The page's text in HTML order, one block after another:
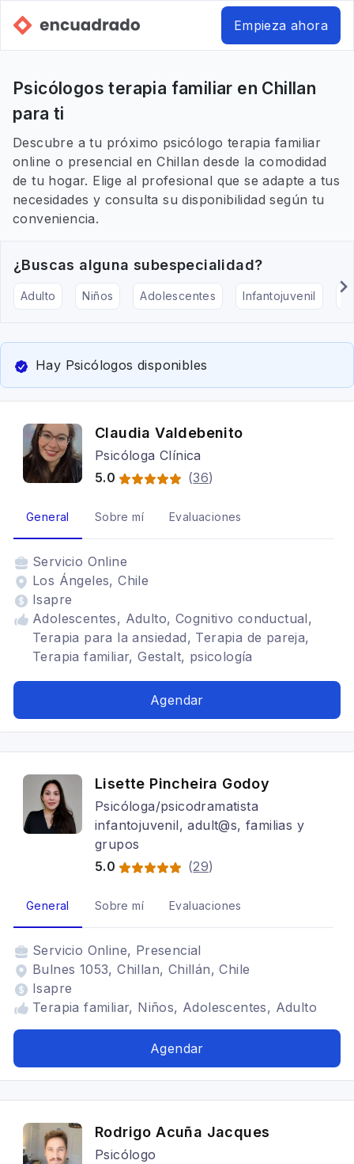
Empieza ahora
Psicólogos terapia familiar en Chillan
para ti
Descubre a tu próximo psicólogo terapia familiar
online o presencial en Chillan desde la comodidad
de tu hogar. Elige al profesional que se adapte a tus
necesidades y consulta su disponibilidad según tu
conveniencia.
¿Buscas alguna subespecialidad?
Adulto Niños Adolescentes Infantojuvenil
Hay Psicólogos disponibles
Claudia Valdebenito
Psicóloga Clínica
5.0
(36)
General Sobre mí Evaluaciones
Servicio Online
Los Ángeles, Chile
Isapre
Adolescentes, Adulto, Cognitivo conductual,
Terapia para la ansiedad, Terapia de pareja,
Terapia familiar, Gestalt, psicología
constelaciones familiares, aromaterapia
Agendar
Lisette Pincheira Godoy
Psicóloga/psicodramatista
infantojuvenil, adult@s, familias y
grupos
5.0
(29)
General Sobre mí Evaluaciones
Servicio Online, Presencial
Bulnes 1053, Chillan, Chillán, Chile
Isapre
Terapia familiar, Niños, Adolescentes, Adulto
Agendar
Rodrigo Acuña Jacques
Psicólogo